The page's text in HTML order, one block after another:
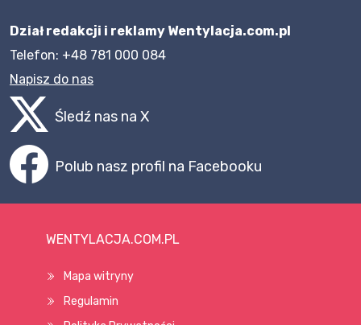
Dział redakcji i reklamy Wentylacja.com.pl
Telefon: +48 781 000 084
Napisz do nas
Śledź nas na X
Polub nasz profil na Facebooku
WENTYLACJA.COM.PL
Mapa witryny
Regulamin